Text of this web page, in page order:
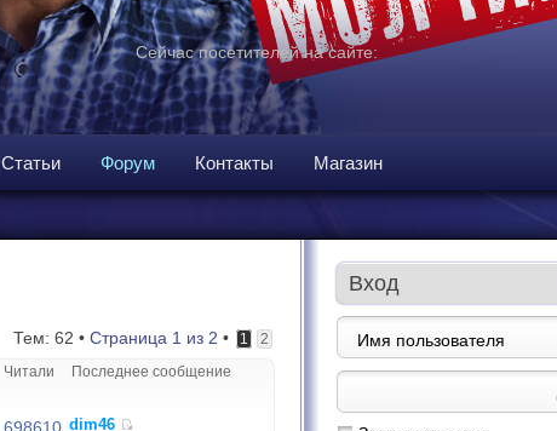
Сейчас посетителей на сайте:
Статьи Форум Контакты Магазин
Тем: 62 • Страница 1 из 2 • 1 2
Читали Последнее сообщение
dim46
Вход